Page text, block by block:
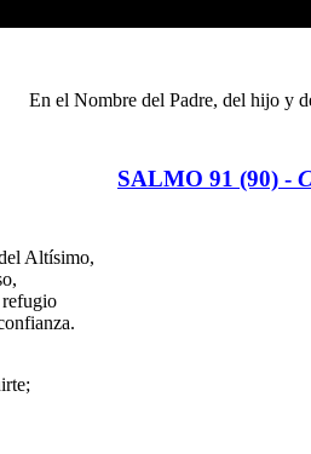
En el Nombre del Padre, del hijo y
SALMO 91 (90) -
Altísimo,